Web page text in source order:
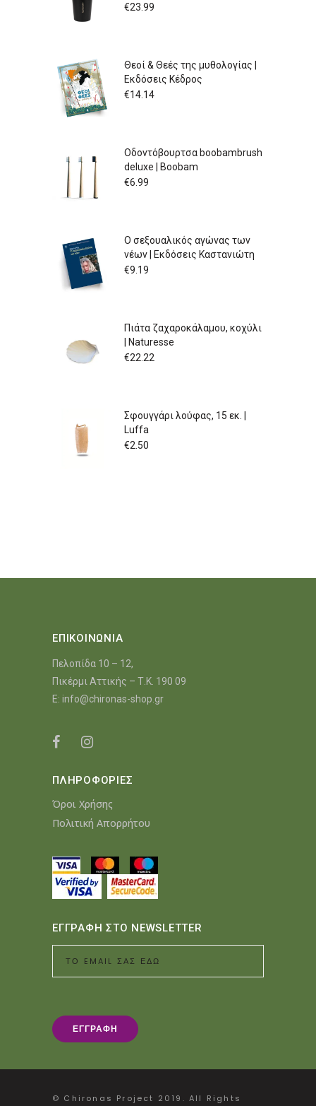
€23.99
Θεοί & Θεές της μυθολογίας |
Εκδόσεις Κέδρος
€14.14
Οδοντόβουρτσα boobambrush
deluxe | Boobam
€6.99
Ο σεξουαλικός αγώνας των
νέων | Εκδόσεις Καστανιώτη
€9.19
Πιάτα ζαχαροκάλαμου, κοχύλι
| Naturesse
€22.22
Σφουγγάρι λούφας, 15 εκ. |
Luffa
€2.50
ΕΠΙΚΟΙΝΩΝΙΑ
Πελοπίδα 10 – 12,
Πικέρμι Αττικής – Τ.Κ. 190 09
E: info@chironas-shop.gr
ΠΛΗΡΟΦΟΡΙΕΣ
Όροι Χρήσης
Πολιτική Απορρήτου
ΕΓΓΡΑΦΗ ΣΤΟ NEWSLETTER
© Chironas Project 2019. All Rights